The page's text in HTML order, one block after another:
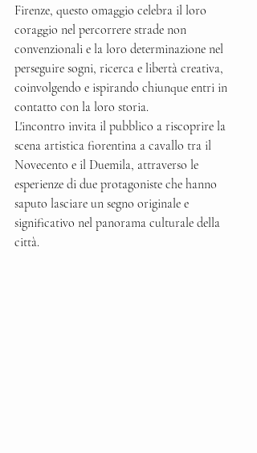
Firenze, questo omaggio celebra il loro
coraggio nel percorrere strade non
convenzionali e la loro determinazione nel
perseguire sogni, ricerca e libertà creativa,
coinvolgendo e ispirando chiunque entri in
contatto con la loro storia.
L'incontro invita il pubblico a riscoprire la
scena artistica fiorentina a cavallo tra il
Novecento e il Duemila, attraverso le
esperienze di due protagoniste che hanno
saputo lasciare un segno originale e
significativo nel panorama culturale della
città.